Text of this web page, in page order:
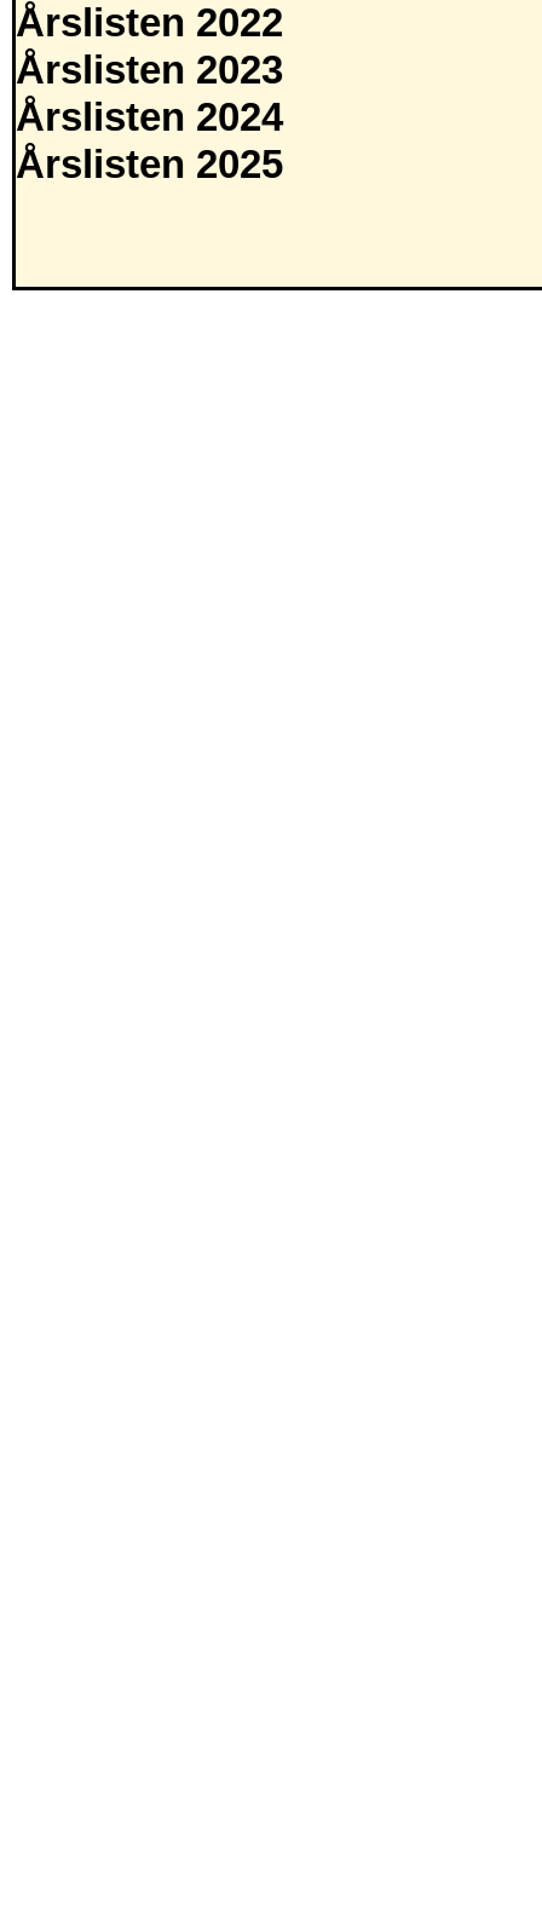
Årslisten 2022
Årslisten 2023
Årslisten 2024
Årslisten 2025